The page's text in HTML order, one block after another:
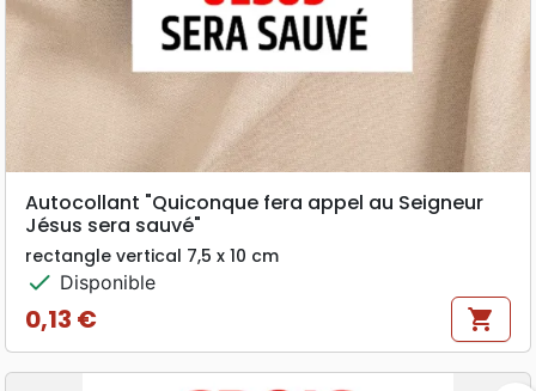
Autocollant "Quiconque fera appel au Seigneur
Jésus sera sauvé"
rectangle vertical 7,5 x 10 cm
check Disponible
Prix
0,13 € shopping_cart